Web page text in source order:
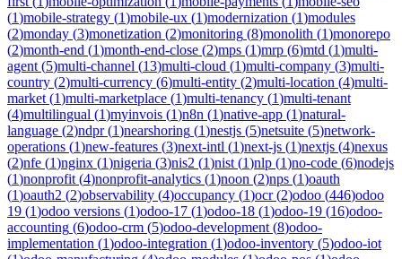
(1)mobile-strategy (1)mobile-ux (1)modernization (1)modules
(2)monday (3)monetization (2)monitoring (8)monolith (1)monorepo
(2)month-end (1)month-end-close (2)mps (1)mrp (6)mtd (1)multi-
agent (5)multi-channel (13)multi-cloud (1)multi-company (3)multi-
country (2)multi-currency (6)multi-entity (2)multi-location (4)multi-
market (1)multi-marketplace (1)multi-tenancy (1)multi-tenant
(4)multilingual (1)myinvois (1)n8n (1)native-app (1)natural-
language (2)ndpr(1)nearshoring (1)nestjs (5)netsuite (5)network-
operations (1)new-features (3)next-intl (1)next-js (1)nextjs (4)nexus
(2)nfe (1)nginx (1)nigeria (3)nis2 (1)nist (1)nlp (1)no-code (6)nodejs
(1)nonprofit (4)nonprofit-analytics (1)noon (2)nps (1)oauth
(1)oauth2 (2)observability (4)occupancy (1)ocr(2)odoo (446)odoo
19 (1)odoo versions (1)odoo-17 (1)odoo-18 (1)odoo-19 (16)odoo-
accounting (6)odoo-crm (5)odoo-development (8)odoo-
implementation (1)odoo-integration (1)odoo-inventory (5)odoo-iot